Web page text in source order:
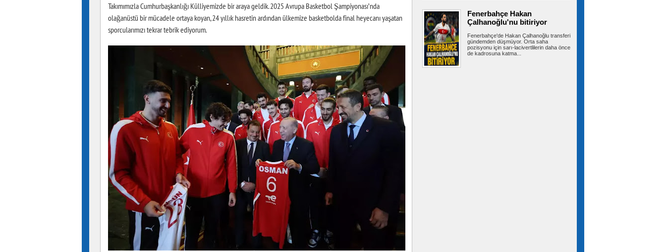
Takımımızla Cumhurbaşkanlığı Külliyemizde bir araya geldik. 2025 Avrupa Basketbol Şampiyonası’nda
olağanüstü bir mücadele ortaya koyan, 24 yıllık hasretin ardından ülkemize basketbolda final heyecanı yaşatan
sporcularımızı tekrar tebrik ediyorum.
yapılanma kapsamında...
Arnavutköy’de sosyal konutlar
hızla yükseliyor
Arnavutköy’de TOKİ tarafından yapımı
sürdürülen 36 bin konutluk dev projede...
Fenerbahçe Hakan
Çalhanoğlu'nu bitiriyor
Fenerbahçe'de Hakan Çalhanoğlu transferi
gündemden düşmüyor. Orta saha
pozisyonu için sarı-lacivertlilerin daha önce
de kadrosuna katma...